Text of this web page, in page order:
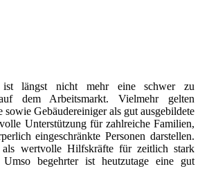
längst nicht mehr eine schwer zu
dem Arbeitsmarkt. Vielmehr gelten
sowie Gebäudereiniger als gut ausgebildete
Unterstützung für zahlreiche Familien,
eingeschränkte Personen darstellen.
als wertvolle Hilfskräfte für zeitlich stark
Umso begehrter ist heutzutage eine gut